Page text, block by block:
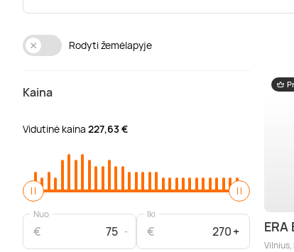
Rodyti žemėlapyje
Kaina
Vidutinė kaina 227,63 €
Nuo
€
Iki
€
Vilnius,